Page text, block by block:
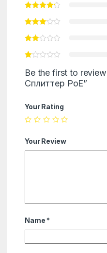
Be the first to
Сплиттер PoE”
Your Rating
Your Review
Name *